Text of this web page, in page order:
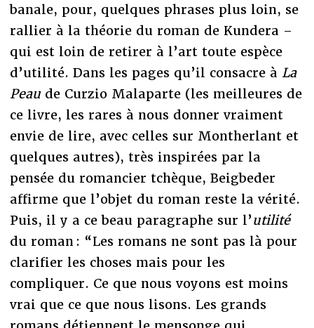
banale, pour, quelques phrases plus loin, se
rallier à la théorie du roman de Kundera –
qui est loin de retirer à l’art toute espèce
d’utilité. Dans les pages qu’il consacre à La
Peaude Curzio Malaparte (les meilleures de
ce livre, les rares à nous donner vraiment
envie de lire, avec celles sur Montherlant et
quelques autres), très inspirées par la
pensée du romancier tchèque, Beigbeder
affirme que l’objet du roman reste la vérité.
Puis, il y a ce beau paragraphe sur l’utilité
du roman : “Les romans ne sont pas là pour
clarifier les choses mais pour les
compliquer. Ce que nous voyons est moins
vrai que ce que nous lisons. Les grands